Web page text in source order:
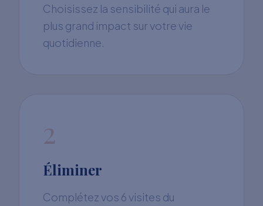
Choisissez la sensibilité qui aura le
plus grand impact sur votre vie
quotidienne.
2
Éliminer
Complétez vos 6 visites du